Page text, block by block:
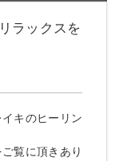
ラックスを
キのヒーリン
覧に頂きあり